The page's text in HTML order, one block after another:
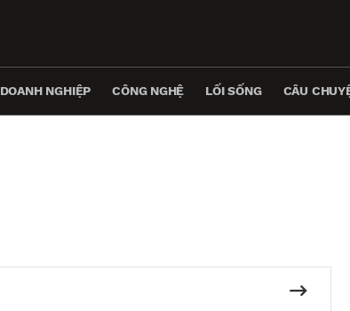
DOANH NGHIỆP CÔNG NGHỆ LỐI SỐNG CÂU